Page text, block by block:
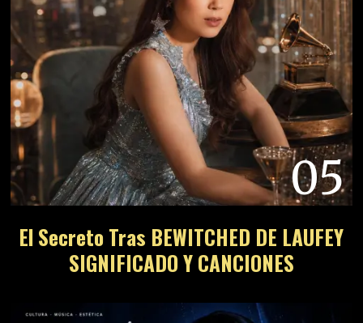
05
El Secreto Tras BEWITCHED DE LAUFEY
SIGNIFICADO Y CANCIONES